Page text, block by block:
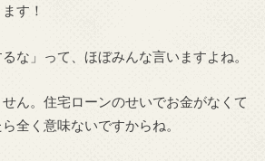
す！
な」って、ほぼみんな言いますよね。
ん。住宅ローンのせいでお金がなくて
全く意味ないですからね。